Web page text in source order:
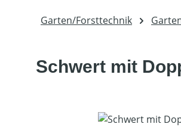
Garten/Forsttechnik
Schwert mit
Bildergalerie überspringen